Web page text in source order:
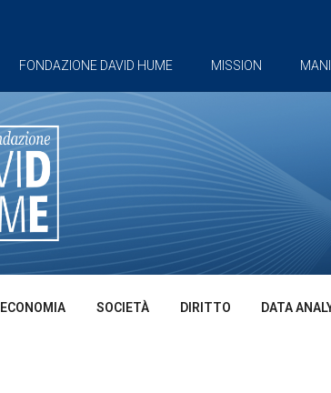
FONDAZIONE DAVID HUME MISSION
ECONOMIA SOCIETÀ DIRITTO DATA